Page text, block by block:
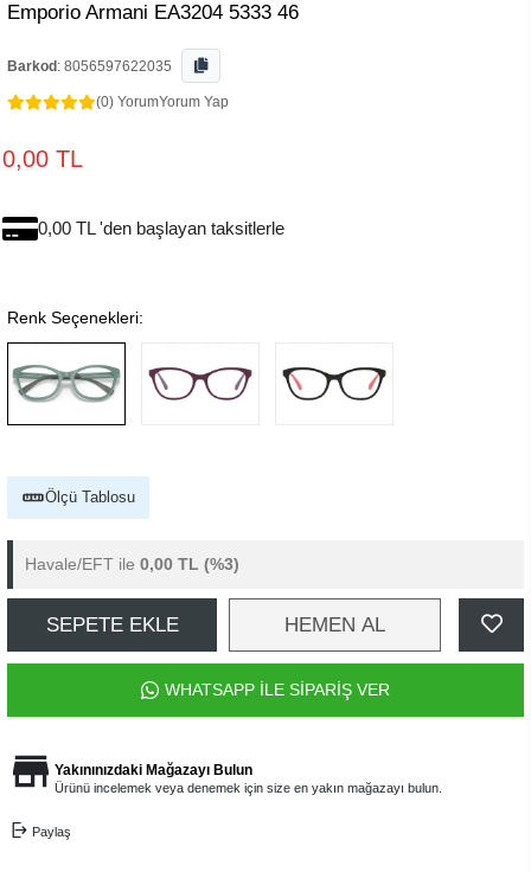
Emporio Armani EA3204 5333 46
Barkod : 8056597622035
(0) YorumYorum Yap
0,00 TL
0,00 TL 'den başlayan taksitlerle
Renk Seçenekleri:
Ölçü Tablosu
Havale/EFT ile 0,00 TL (%3)
SEPETE EKLE HEMEN AL
WHATSAPP İLE SİPARİŞ VER
Yakınınızdaki Mağazayı Bulun
Ürünü incelemek veya denemek için size en yakın mağazayı bulun.
Paylaş